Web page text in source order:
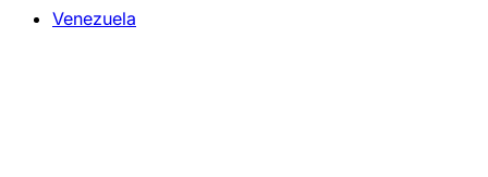
Venezuela